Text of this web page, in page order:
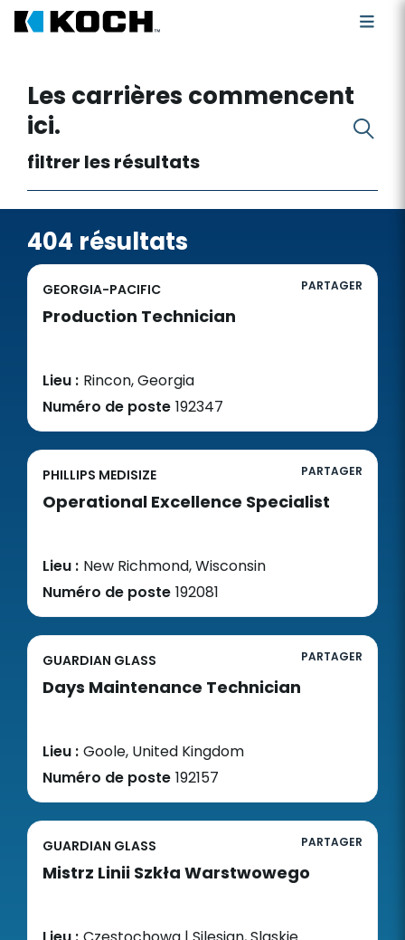
Les carrières commencent
ici.
filtrer les résultats
404 résultats
GEORGIA-PACIFIC PARTAGER
Production Technician
Lieu : Rincon, Georgia
Numéro de poste 192347
PHILLIPS MEDISIZE PARTAGER
Operational Excellence Specialist
Lieu : New Richmond, Wisconsin
Numéro de poste 192081
GUARDIAN GLASS PARTAGER
Days Maintenance Technician
Lieu : Goole, United Kingdom
Numéro de poste 192157
GUARDIAN GLASS PARTAGER
Mistrz Linii Szkła Warstwowego